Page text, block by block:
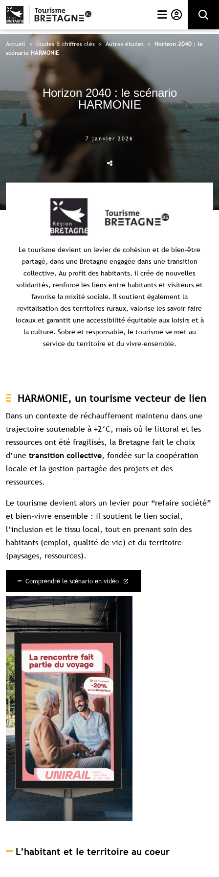
Rechercher
Accueil > Études & chiffres clés >Autres études >
Horizon 2040 : le
scénario HARMONIE
Horizon 2040 : le scénario
HARMONIE
7 janvier 2026
Le tourisme devient un levier de cohésion et de bien-être
partagé, dans une Bretagne engagée dans une transition
collective. Au profit des habitants, il crée de nouvelles
solidarités, renforce les liens entre habitants et visiteurs et
favorise la mixité sociale. Il soutient également la
revitalisation des territoires ruraux, valorise les savoir-faire
locaux et garantit une accessibilité équitable aux loisirs et à
la culture. Sobre et responsable, le tourisme se met au
service du territoire et du vivre-ensemble.
HARMONIE, un tourisme vecteur de lien
Dans un contexte de réchauffement maintenu dans une
trajectoire soutenable à +2°C, mais où le littoral et les
ressources ont été fragilisés, la Bretagne fait le choix
d’une transition collective, fondée sur la coopération
locale et la gestion partagée des projets et des
ressources.
Le tourisme devient alors un levier pour “refaire société”
et bien-vivre ensemble : il soutient le lien social,
l’inclusion et le tissu local, tout en prenant soin des
habitants (emploi, qualité de vie) et du territoire
(paysages, ressources).
Comprendre le scénario en vidéo
L’habitant et le territoire au coeur